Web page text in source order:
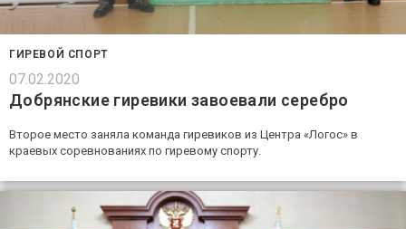
ГИРЕВОЙ СПОРТ
07.02.2020
Добрянские гиревики завоевали серебро
Второе место заняла команда гиревиков из Центра «Логос» в
краевых соревнованиях по гиревому спорту.